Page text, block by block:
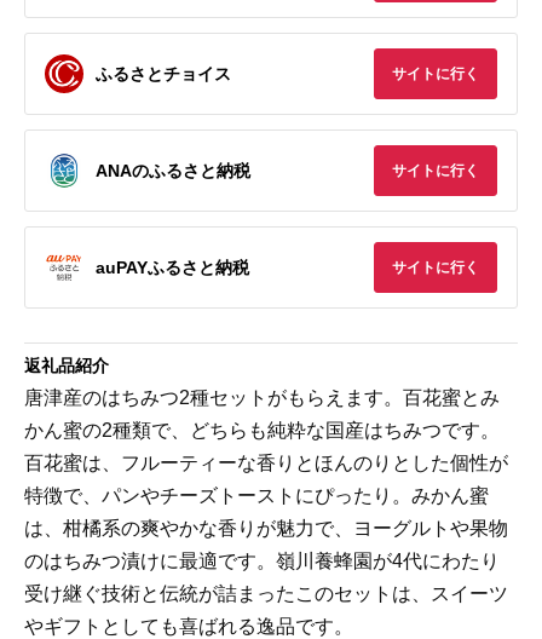
ふるさとチョイス サイトに行く
ANAのふるさと納税 サイトに行く
auPAYふるさと納税 サイトに行く
返礼品紹介
唐津産のはちみつ2種セットがもらえます。百花蜜とみ
かん蜜の2種類で、どちらも純粋な国産はちみつです。
百花蜜は、フルーティーな香りとほんのりとした個性が
特徴で、パンやチーズトーストにぴったり。みかん蜜
は、柑橘系の爽やかな香りが魅力で、ヨーグルトや果物
のはちみつ漬けに最適です。嶺川養蜂園が4代にわたり
受け継ぐ技術と伝統が詰まったこのセットは、スイーツ
やギフトとしても喜ばれる逸品です。